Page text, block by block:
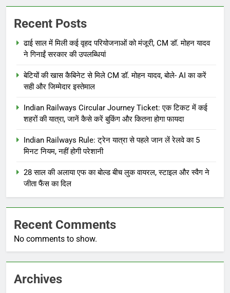
Recent Posts
ढाई साल में मिली कई वृहद परियोजनाओं को मंजूरी, CM डॉ. मोहन यादव
ने गिनाईं सरकार की उपलब्धियां
बेटियों की खास कैबिनेट से मिले CM डॉ. मोहन यादव, बोले- AI का करें
सही और जिम्मेदार इस्तेमाल
Indian Railways Circular Journey Ticket: एक टिकट में कई
शहरों की यात्रा, जानें कैसे करें बुकिंग और कितना होगा फायदा
Indian Railways Rule: ट्रेन यात्रा से पहले जान लें रेलवे का 5
मिनट नियम, नहीं होगी परेशानी
28 साल की अलाया एफ का बोल्ड बीच लुक वायरल, स्टाइल और स्वैग ने
जीता फैंस का दिल
Recent Comments
No comments to show.
Archives